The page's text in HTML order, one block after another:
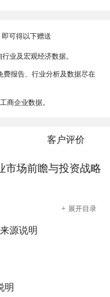
可得以下赠送
业及宏观经济数据。
费报告、行业分析及数据尽在
商企业数据。
客户评价
市场前瞻与投资战略
+ 展开目录
源说明
明